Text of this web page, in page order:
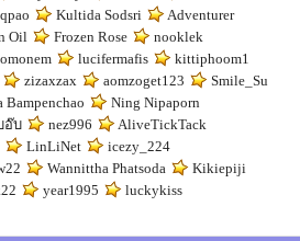
Kultida Sodsri
Adventurer
Oil Frozen Rose
nooklek
lucifermafis
kittiphoom1
zizaxzax aomzoget123
Smile_Su
Bampenchao
Ning Nipaporn
อ๊บ nez996
AliveTickTack
LinLiNet
icezy_224
Wannittha Phatsoda
Kikiepiji
year1995
luckykiss